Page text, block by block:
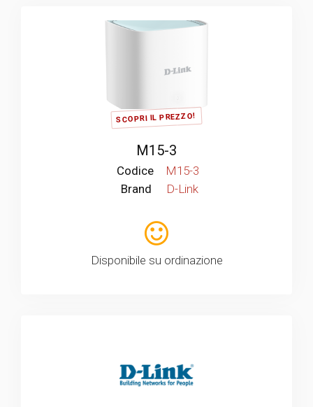
SCOPRI IL PREZZO!
M15-3
Codice
M15-3
Brand
D-Link
Disponibile su ordinazione